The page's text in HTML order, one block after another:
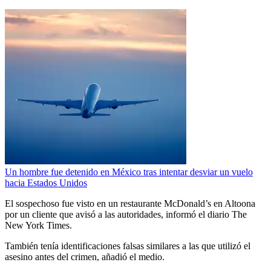
Un hombre fue detenido en México tras intentar desviar un vuelo
hacia Estados Unidos
El sospechoso fue visto en un restaurante McDonald’s en Altoona
por un cliente que avisó a las autoridades, informó el diario The
New York Times.
También tenía identificaciones falsas similares a las que utilizó el
asesino antes del crimen, añadió el medio.